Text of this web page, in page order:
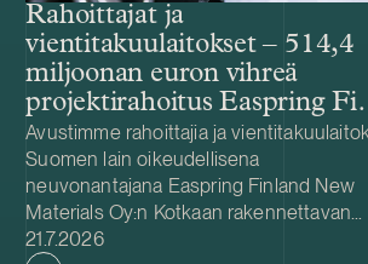
Rahoittajat ja
vientitakuulaitokset – 514,4
miljoonan euron vihreä
projektirahoitus Easpring
New Materialsin CAM-
tehtaalle
Avustimme rahoittajia ja
Suomen lain oikeudellisena
neuvonantajana Easpring Finland New
Materials Oy:n Kotkaan rakennettavan
katodiaktiivimateriaalia (CAM) valmistavan
Julkaistu
21.7.2026